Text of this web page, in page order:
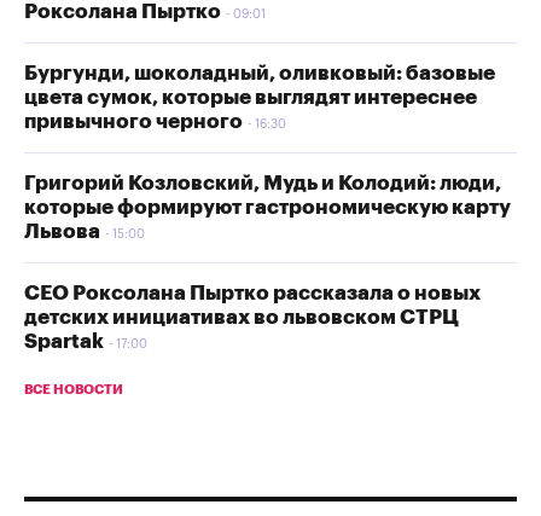
Роксолана Пыртко
09:01
Бургунди, шоколадный, оливковый: базовые
цвета сумок, которые выглядят интереснее
привычного черного
16:30
Григорий Козловский, Мудь и Колодий: люди,
которые формируют гастрономическую карту
Львова
15:00
СЕО Роксолана Пыртко рассказала о новых
детских инициативах во львовском СТРЦ
Spartak
17:00
ВСЕ НОВОСТИ